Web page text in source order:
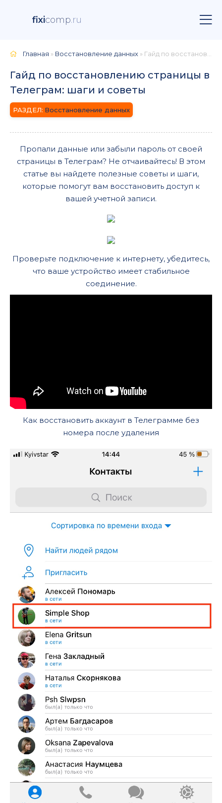
fixicomp.ru
Главная » Восстановление данных » Гайд по восстановлению страницы в Телеграм: шаги и советы
Гайд по восстановлению страницы в
Телеграм: шаги и советы
Восстановление данных
Пропали данные или забыли пароль от своей
страницы в Телеграм? Не отчаивайтесь! В этом
статье вы найдете полезные советы и шаги,
которые помогут вам восстановить доступ к
вашей учетной записи.
Проверьте подключение к интернету, убедитесь,
что ваше устройство имеет стабильное
соединение.
Как восстановить аккаунт в Телеграмме без
номера после удаления